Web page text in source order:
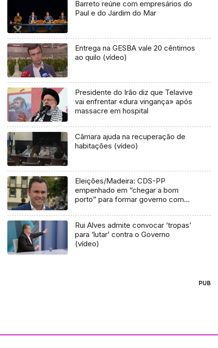
Barreto reúne com empresários do
Paul e do Jardim do Mar
Entrega na GESBA vale 20 cêntimos
ao quilo (vídeo)
Presidente do Irão diz que Telavive
vai enfrentar «dura vingança» após
massacre em hospital
Câmara ajuda na recuperação de
habitações (vídeo)
Eleições/Madeira: CDS-PP
empenhado em “chegar a bom
porto” para formar governo com
Rui Alves admite convocar ‘tropas’
para ‘lutar’ contra o Governo
(vídeo)
PUB